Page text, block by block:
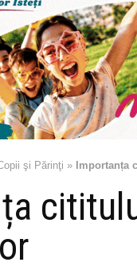
şi Părinţi » Importanța